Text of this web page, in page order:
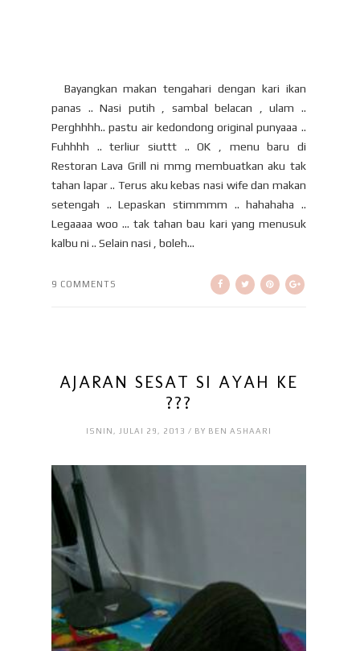
Bayangkan makan tengahari dengan kari ikan
panas .. Nasi putih , sambal belacan , ulam ..
Perghhhh.. pastu air kedondong original punyaaa ..
Fuhhhh .. terliur siuttt .. OK , menu baru di
Restoran Lava Grill ni mmg membuatkan aku tak
tahan lapar .. Terus aku kebas nasi wife dan makan
setengah .. Lepaskan stimmmm .. hahahaha ..
Legaaaa woo … tak tahan bau kari yang menusuk
kalbu ni .. Selain nasi , boleh...
9 COMMENTS
AJARAN SESAT SI AYAH KE
???
ISNIN, JULAI 29, 2013 / BY BEN ASHAARI